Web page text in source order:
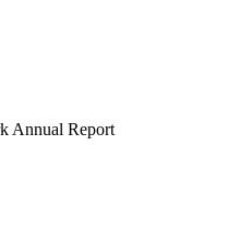
Annual Report